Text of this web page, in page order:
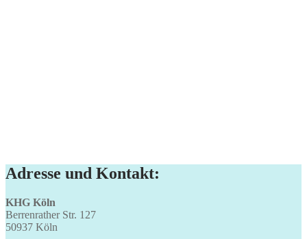
Adresse und Kontakt:
KHG Köln
Berrenrather Str. 127
50937 Köln